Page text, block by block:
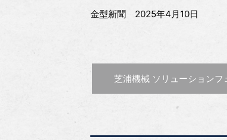
金型新聞 2025年4月10日
前の記事 :
芝浦機械 ソリューションフ